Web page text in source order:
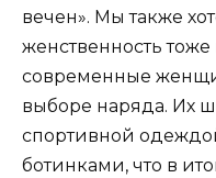
вечен». Мы также
женственность
современные
выборе наряда. Их
спортивной
ботинками, что в